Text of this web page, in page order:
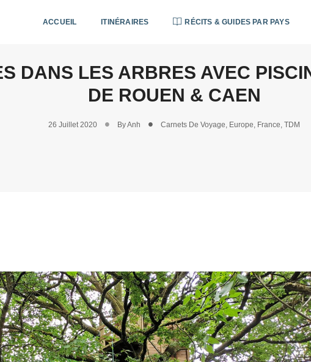
ACCUEIL ITINÉRAIRES RÉCITS & GUIDES PAR PAYS
DANS LES ARBRES AVEC
DE ROUEN & CAEN
26 Juillet 2020 ByAnh Carnets De Voyage, Europe, France, TDM